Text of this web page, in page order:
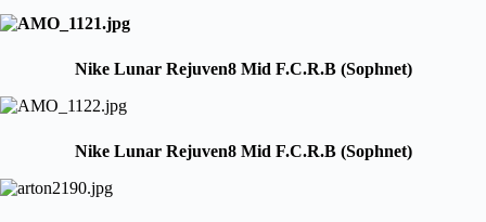
Nike Lunar Rejuven8 Mid F.C.R.B (Sophnet)
Nike Lunar Rejuven8 Mid F.C.R.B (Sophnet)